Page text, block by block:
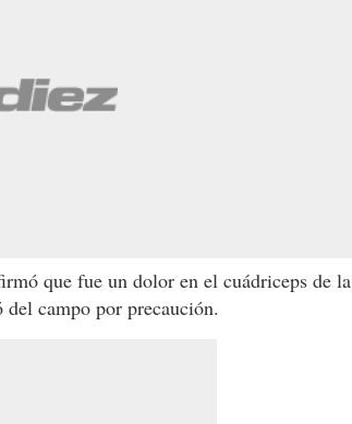
que fue un dolor en el cuádriceps de la
campo por precaución.